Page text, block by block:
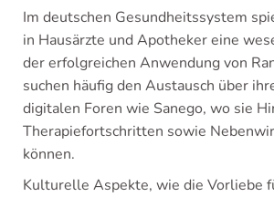
Im deutschen Gesundheitssystem
in Hausärzte und Apotheker eine
der erfolgreichen Anwendung von
suchen häufig den Austausch über
digitalen Foren wie Sanego, wo sie
Therapiefortschritten sowie
können.
Kulturelle Aspekte, wie die Vorliebe